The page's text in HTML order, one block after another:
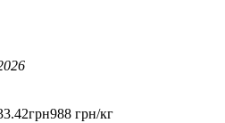
.42грн988 грн/кг